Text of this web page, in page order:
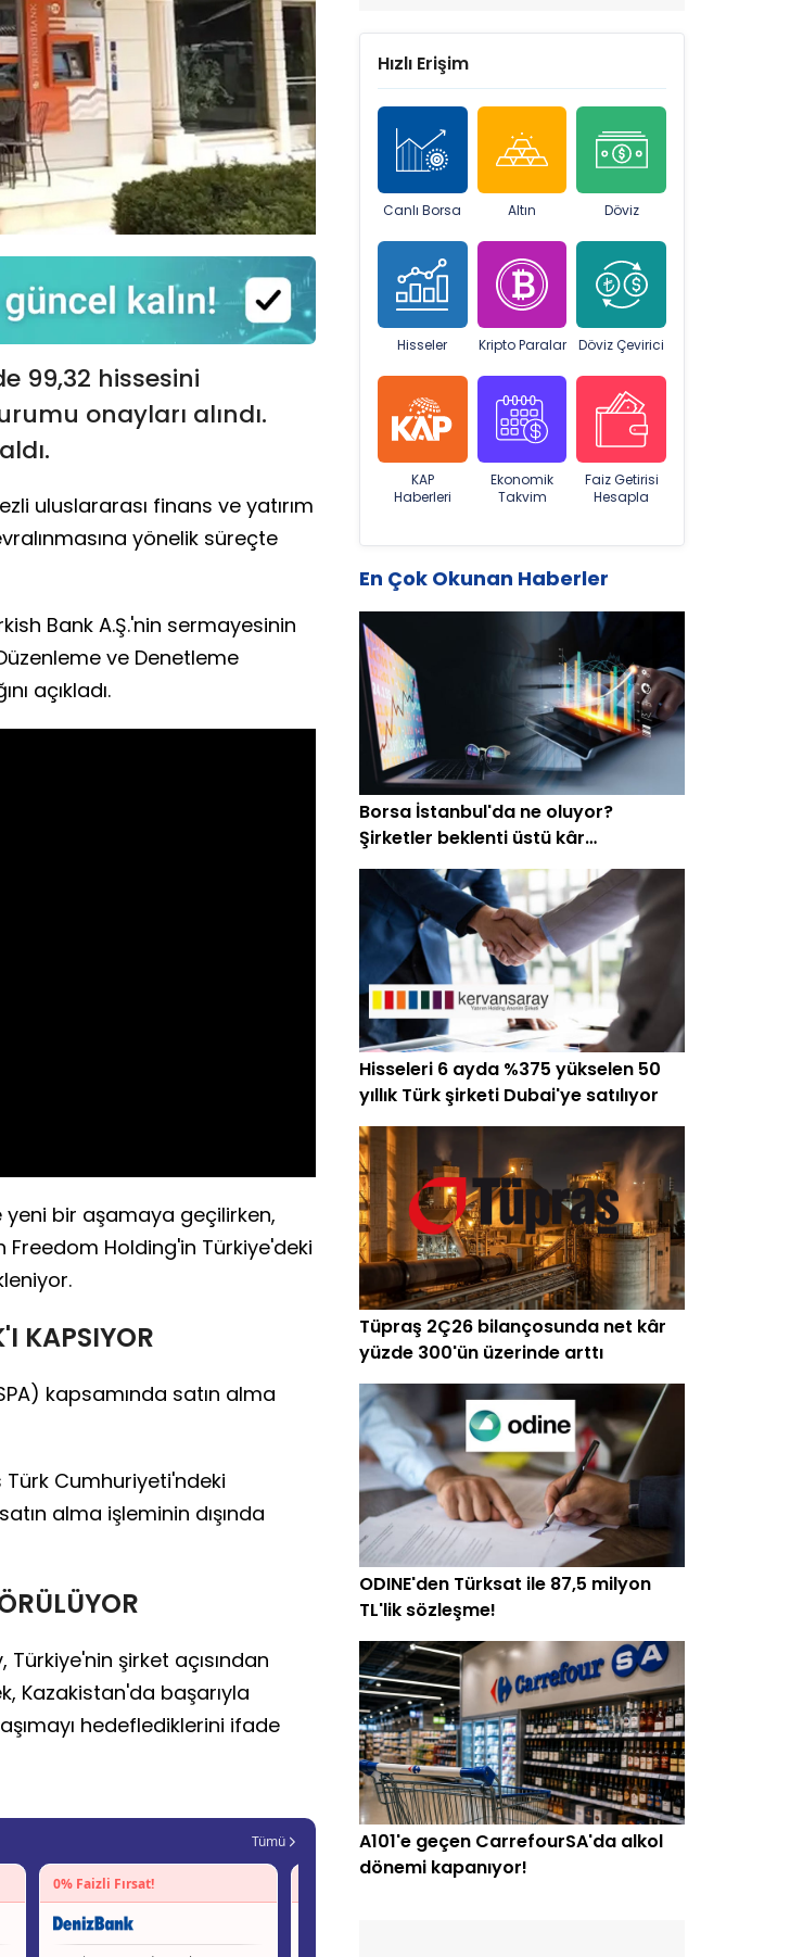
99,32 hissesini
onayları alındı.
uluslararası finans ve yatırım
yönelik süreçte
Bank A.Ş.'nin sermayesinin
ve Denetleme
açıkladı.
bir aşamaya geçilirken,
Freedom Holding'in Türkiye'deki
KAPSIYOR
kapsamında satın alma
Türk Cumhuriyeti'ndeki
alma işleminin dışında
şirket açısından
Kazakistan'da başarıyla
hedeflediklerini ifade
Hızlı Erişim
Canlı Borsa Altın Döviz
Hisseler Kripto Paralar Döviz Çevirici
KAP
Haberleri
Ekonomik
Takvim
Faiz Getirisi
Hesapla
En Çok Okunan Haberler
Borsa İstanbul'da ne oluyor?
Şirketler beklenti üstü kâr
açıklamaya başladı
Hisseleri 6 ayda %375 yükselen 50
yıllık Türk şirketi Dubai'ye satılıyor
Tüpraş 2Ç26 bilançosunda net kâr
yüzde 300'ün üzerinde arttı
ODINE'den Türksat ile 87,5 milyon
TL'lik sözleşme!
A101'e geçen CarrefourSA'da alkol
dönemi kapanıyor!